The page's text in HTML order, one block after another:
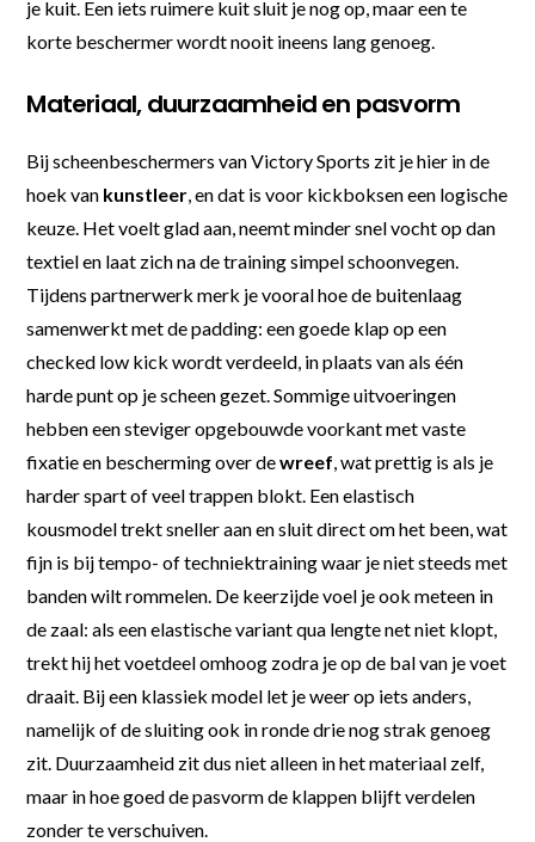
je kuit. Een iets ruimere kuit sluit je nog op, maar een te
korte beschermer wordt nooit ineens lang genoeg.
Materiaal, duurzaamheid en pasvorm
Bij scheenbeschermers van Victory Sports zit je hier in de
hoek van kunstleer, en dat is voor kickboksen een logische
keuze. Het voelt glad aan, neemt minder snel vocht op dan
textiel en laat zich na de training simpel schoonvegen.
Tijdens partnerwerk merk je vooral hoe de buitenlaag
samenwerkt met de padding: een goede klap op een
checked low kick wordt verdeeld, in plaats van als één
harde punt op je scheen gezet. Sommige uitvoeringen
hebben een steviger opgebouwde voorkant met vaste
fixatie en bescherming over dewreef, wat prettig is als je
harder spart of veel trappen blokt. Een elastisch
kousmodel trekt sneller aan en sluit direct om het been, wat
fijn is bij tempo- of techniektraining waar je niet steeds met
banden wilt rommelen. De keerzijde voel je ook meteen in
de zaal: als een elastische variant qua lengte net niet klopt,
trekt hij het voetdeel omhoog zodra je op de bal van je voet
draait. Bij een klassiek model let je weer op iets anders,
namelijk of de sluiting ook in ronde drie nog strak genoeg
zit. Duurzaamheid zit dus niet alleen in het materiaal zelf,
maar in hoe goed de pasvorm de klappen blijft verdelen
zonder te verschuiven.